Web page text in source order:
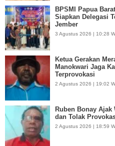
BPSMI Papua
Siapkan Delegasi
Jember
3 Agustus 2026 | 10:28
Ketua Gerakan
Manokwari Jaga
Terprovokasi
2 Agustus 2026 | 19:02
Ruben Bonay Ajak
dan Tolak
2 Agustus 2026 | 18:59